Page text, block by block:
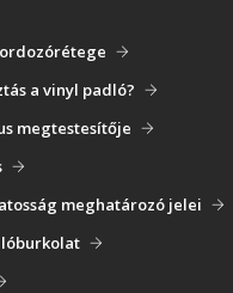
a vinyl padló?
megtestesítője
meghatározó jelei